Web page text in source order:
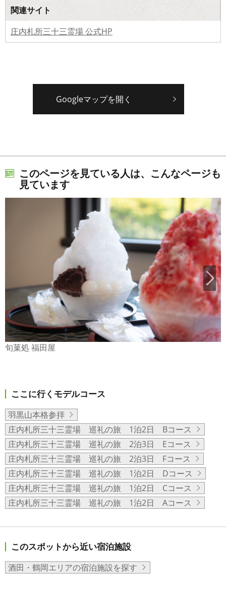
関連サイト
庄内札所三十三霊場 公式HP
Googleマップを開く
このページを見ている人は、こんなページも
見ています
旬菓処 福田屋
ここに行くモデルコース
羽黒山本格参拝
庄内札所三十三霊場 巡礼の旅 1泊2日 Bコース
庄内札所三十三霊場 巡礼の旅 2泊3日 Eコース
庄内札所三十三霊場 巡礼の旅 2泊3日 Fコース
庄内札所三十三霊場 巡礼の旅 1泊2日 Dコース
庄内札所三十三霊場 巡礼の旅 1泊2日 Cコース
庄内札所三十三霊場 巡礼の旅 1泊2日 Aコース
このスポットから近い宿泊施設
酒田・鶴岡エリアの宿泊施設を探す